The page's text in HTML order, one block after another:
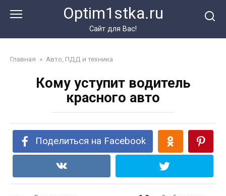
Optim1stka.ru
Сайт для Вас!
Главная » Авто, ПДД и техника
Кому уступит водитель
красного авто
Поделиться на Facebook